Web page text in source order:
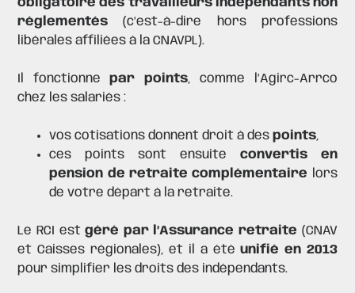
réglementés (c’est-à-dire hors professions
libérales affiliées à laCNAVPL).
Il fonctionnepar points, comme l’Agirc-Arrco
chez les salariés :
vos cotisations donnent droit à despoints,
cespoints sont ensuite convertis en
pension de retraite complémentaire lors
de votre départ à la retraite.
Le RCI estgéré par l’Assurance retraite (CNAV
et Caisses régionales), et il a étéunifié en 2013
pour simplifier les droits des indépendants.